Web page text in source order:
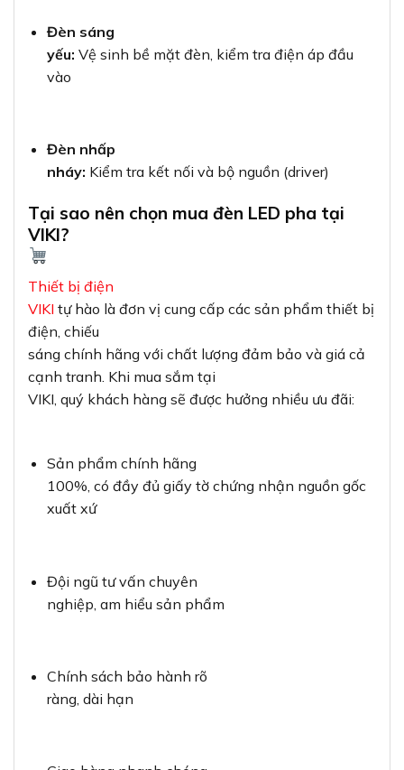
Đèn sáng
yếu: Vệ sinh bề mặt đèn, kiểm tra điện áp đầu
vào
Đèn nhấp
nháy: Kiểm tra kết nối và bộ nguồn (driver)
Tại sao nên chọn mua đèn LED pha tại
VIKI?
Thiết bị điện
VIKI tự hào là đơn vị cung cấp các sản phẩm thiết bị
điện, chiếu
sáng chính hãng với chất lượng đảm bảo và giá cả
cạnh tranh. Khi mua sắm tại
VIKI, quý khách hàng sẽ được hưởng nhiều ưu đãi:
Sản phẩm chính hãng
100%, có đầy đủ giấy tờ chứng nhận nguồn gốc
xuất xứ
Đội ngũ tư vấn chuyên
nghiệp, am hiểu sản phẩm
Chính sách bảo hành rõ
ràng, dài hạn